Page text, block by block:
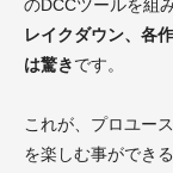
のDCCツールを組
レイクダウン、各
は驚きです。
これが、プロユー
を楽しむ事ができ